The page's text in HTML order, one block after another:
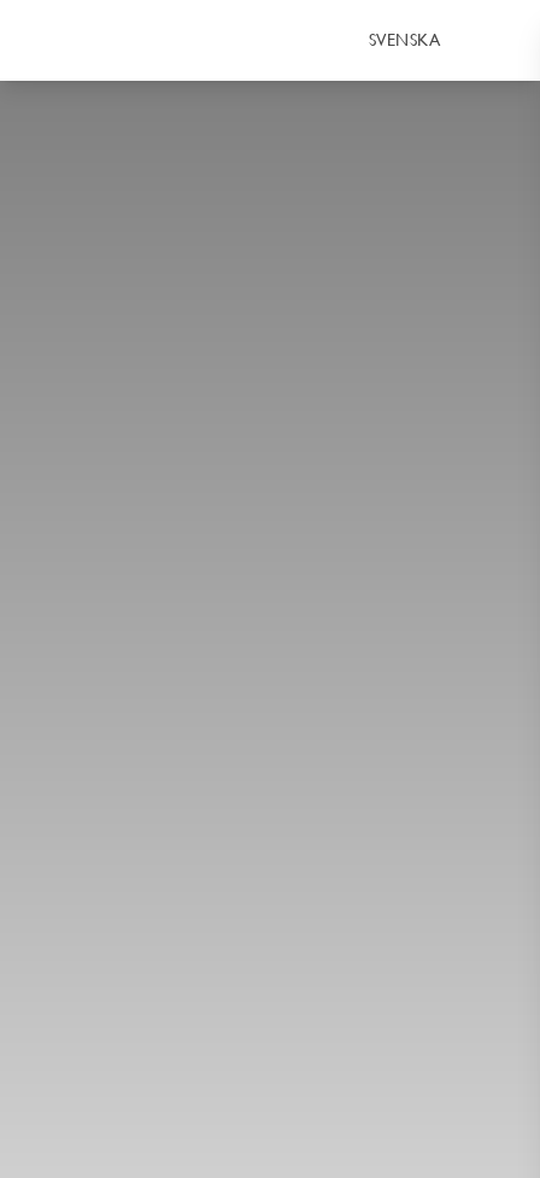
SVENSKA